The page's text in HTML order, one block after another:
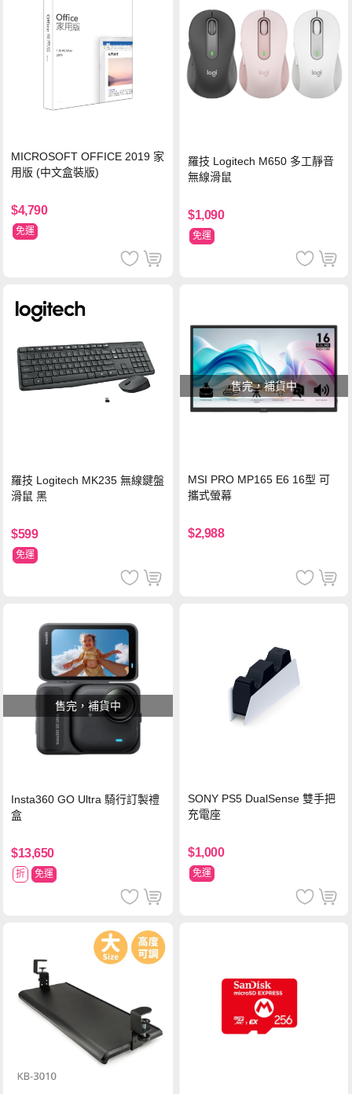
MICROSOFT OFFICE 2019 家
用版 (中文盒裝版)
$4,790
免運
羅技 Logitech M650 多工靜音
無線滑鼠
$1,090
免運
羅技 Logitech MK235 無線鍵盤
滑鼠 黑
$599
免運
售完，補貨中
MSI PRO MP165 E6 16型 可
攜式螢幕
$2,988
售完，補貨中
Insta360 GO Ultra 騎行訂製禮
盒
$13,650
折 免運
SONY PS5 DualSense 雙手把
充電座
$1,000
免運